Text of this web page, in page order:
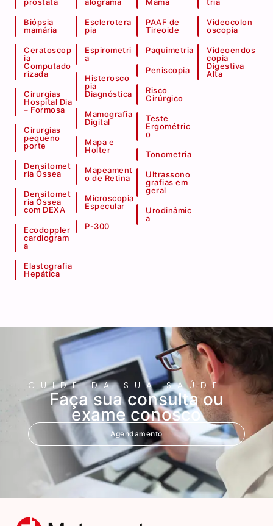
próstata
Biópsia
mamária
Ceratoscop
ia
Computado
rizada
Cirurgias
Hospital Dia
– Formosa
Cirurgias
pequeno
porte
Densitomet
ria Óssea
Densitomet
ria Óssea
com DEXA
Ecodoppler
cardiogram
a
Elastografia
Hepática
alograma
Esclerotera
pia
Espirometri
a
Histerosco
pia
Diagnóstica
Mamografia
Digital
Mapa e
Holter
Mapeament
o de Retina
Microscopia
Especular
P-300
Mama
PAAF de
Tireoide
Paquimetria
Peniscopia
Risco
Cirúrgico
Teste
Ergométric
o
Tonometria
Ultrassono
grafias em
geral
Urodinâmic
a
tria
Videocolon
oscopia
Videoendos
copia
Digestiva
Alta
CUIDE DA SUA SAÚDE
Faça sua consulta ou
exame conosco
Agendamento